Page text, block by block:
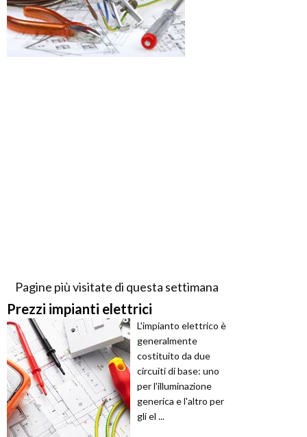
Pagine più visitate di questa settimana
Prezzi impianti elettrici
L'impianto elettrico è
generalmente
costituito da due
circuiti di base: uno
per l'illuminazione
generica e l'altro per
gli el ...